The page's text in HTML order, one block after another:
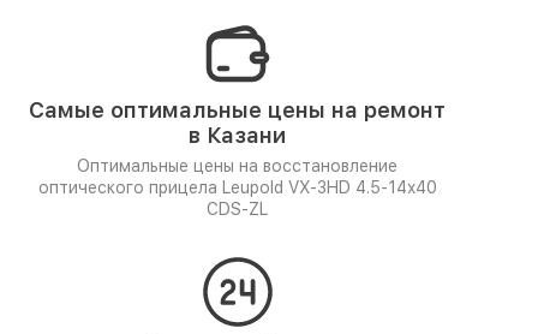
Самые оптимальные цены на ремонт
в Казани
Оптимальные цены на восстановление
оптического прицела Leupold VX-3HD 4.5-14x40
CDS-ZL